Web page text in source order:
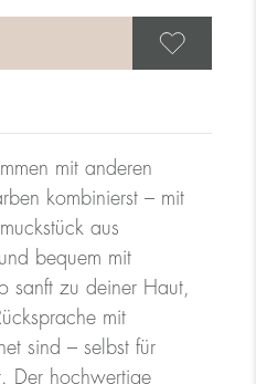
mit anderen
kombinierst – mit
aus
bequem mit
sanft zu deiner Haut,
mit
sind – selbst für
Der hochwertige
Rings, die Größe eines
Größe US